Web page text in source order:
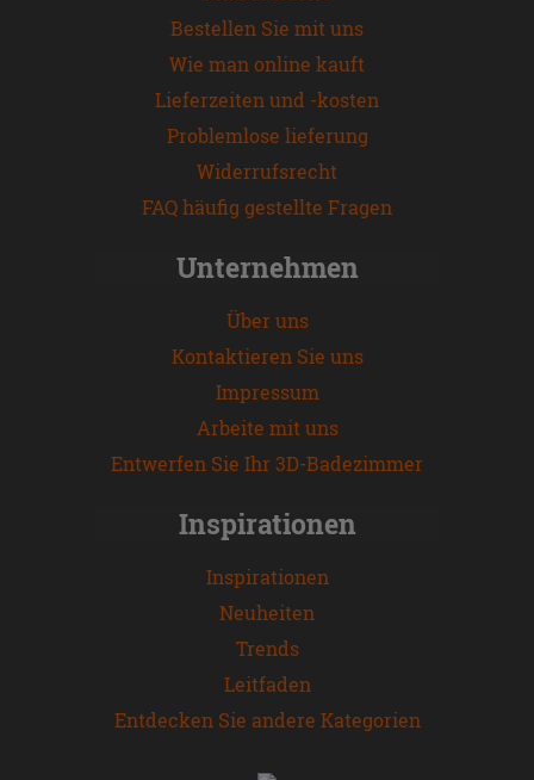
Bestellen Sie mit uns
Wie man online kauft
Lieferzeiten und -kosten
Problemlose lieferung
Widerrufsrecht
FAQ häufig gestellte Fragen
Unternehmen
Über uns
Kontaktieren Sie uns
Impressum
Arbeite mit uns
Entwerfen Sie Ihr 3D-Badezimmer
Inspirationen
Inspirationen
Neuheiten
Trends
Leitfaden
Entdecken Sie andere Kategorien